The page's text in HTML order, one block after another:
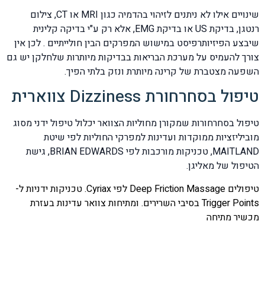
שינויים אילו לא ניתנים לזיהוי בהדמיה כגון MRI או CT, צילום
רנטגן, בדיקת US או בדיקת EMG, אלא רק ע"י בדיקה קלינית
שיבצע הפיזיותרפיסט במישוש המפרקים הבין חולייתיים . לכן אין
צורך להעמיס על מערכת הבריאות בבדיקות מיותרות שלחלקן יש גם
השפעה מצטברת של קרינה מיותרת ונזק בלתי הפיך.
טיפול בסחרחורת Dizziness צווארית
טיפול בסחרחורות שמקורן מחוליות הצוואר יכלול טיפול ידני מסוג
מוביליזציות ממוקדות ועדינות למפרקי החוליות לפי שיטת
MAITLAND, טכניקות מורכבות לפי BRIAN EDWARDS, גישת
הטיפול של מאליגן.
טיפולים Deep Friction Massage לפי Cyriax. טכניקות ידניות ל-
Trigger Points בסיבי השרירים. ומתיחות צוואר עדינות בעזרת
מכשיר מתיחה